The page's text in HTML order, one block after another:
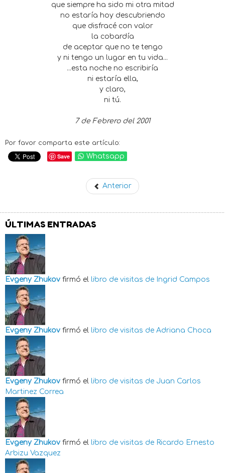
que siempre ha sido mi otra mitad
no estaría hoy descubriendo
que disfracé con valor
la cobardía
de aceptar que no te tengo
y ni tengo un lugar en tu vida...
...esta noche no escribiría
ni estaría ella,
y claro,
ni tú.
7 de Febrero del 2001
Por favor comparta este artículo:
Save Whatsapp
Anterior
ÚLTIMAS ENTRADAS
Evgeny Zhukov firmó el libro de visitas de Ingrid Campos
Evgeny Zhukov firmó el libro de visitas de Adriana Choca
Evgeny Zhukov firmó el libro de visitas de Juan Carlos
Martinez Correa
Evgeny Zhukov firmó el libro de visitas de Ricardo Ernesto
Arbizu Vazquez